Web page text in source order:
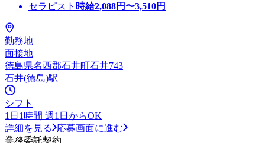
セラピスト 時給2,088円〜3,510円
勤務地
面接地
徳島県名西郡石井町石井743
石井(徳島)駅
シフト
1日1時間 週1日からOK
詳細を見る
応募画面に進む
業務委託契約